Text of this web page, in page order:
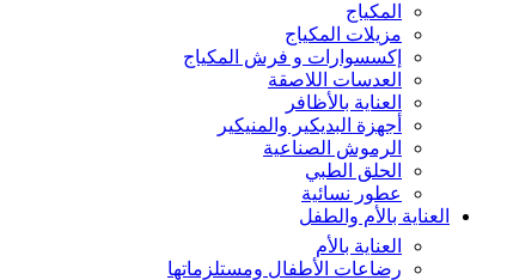
المكياج
مزيلات المكياج
إكسسوارات و فرش المكياج
العدسات اللاصقة
العناية بالأظافر
أجهزة البديكير والمنيكير
الرموش الصناعية
الحلق الطبي
عطور نسائية
العناية بالأم والطفل
العناية بالأم
رضاعات الأطفال ومستلزماتها